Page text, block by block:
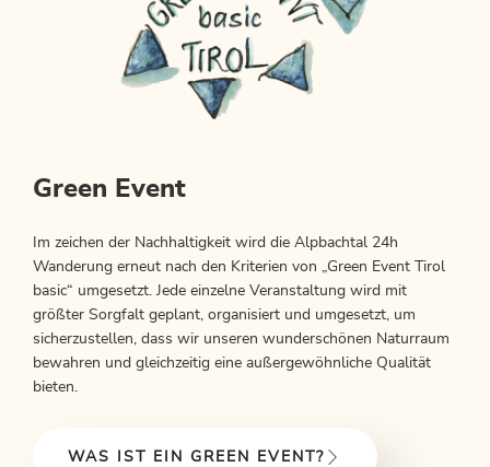
Green Event
Im zeichen der Nachhaltigkeit wird die Alpbachtal 24h
Wanderung erneut nach den Kriterien von „Green Event Tirol
basic“ umgesetzt. Jede einzelne Veranstaltung wird mit
größter Sorgfalt geplant, organisiert und umgesetzt, um
sicherzustellen, dass wir unseren wunderschönen Naturraum
bewahren und gleichzeitig eine außergewöhnliche Qualität
bieten.
WAS IST EIN GREEN EVENT?